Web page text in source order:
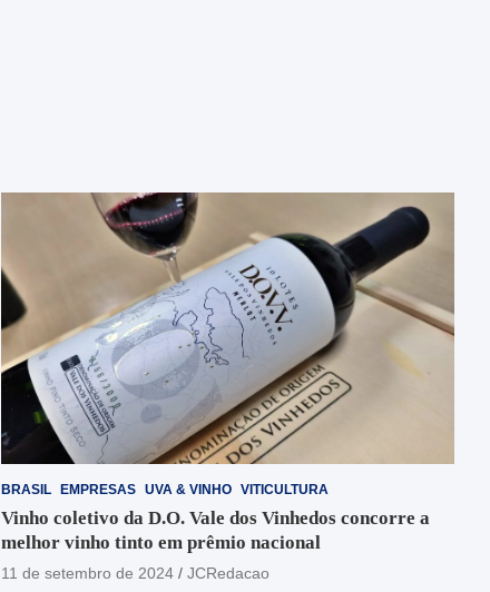
BRASIL EMPRESAS UVA & VINHO VITICULTURA
Vinho coletivo da D.O. Vale dos Vinhedos concorre a
melhor vinho tinto em prêmio nacional
11 de setembro de 2024 JCRedacao